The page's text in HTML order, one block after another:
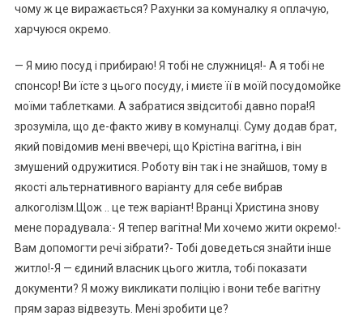
чому ж це виражається? Рахунки за комуналку я оплачую,
харчуюся окремо.
— Я мию посуд і прибираю! Я тобі не служниця!- А я тобі не
спонсор! Ви їсте з цього посуду, і миєте її в моїй посудомойке
моїми таблетками. А забратися звідситобі давно пора!Я
зрозуміла, що де-факто живу в комуналці. Суму додав брат,
який повідомив мені ввечері, що Крістіна вагітна, і він
змушений одружитися. Роботу він так і не знайшов, тому в
якості альтернативного варіанту для себе вибрав
алкоголізм.Щож .. це теж варіант! Вранці Христина знову
мене порадувала:- Я тепер вагітна! Ми хочемо жити окремо!-
Вам допомогти речі зібрати?- Тобі доведеться знайти інше
житло!-Я — єдиний власник цього житла, тобі показати
документи? Я можу викликати поліцію і вони тебе вагітну
прям зараз відвезуть. Мені зробити це?